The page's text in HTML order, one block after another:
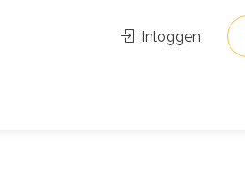
Inloggen